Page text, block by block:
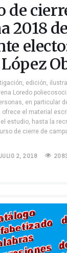
de
2018
edición,
Loredo
en particular
el material
estudio, hasta la
de cierre de
2, 2018